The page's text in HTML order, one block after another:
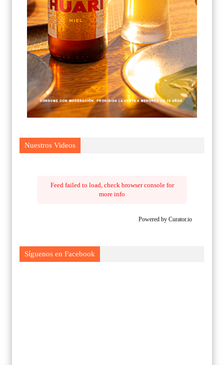
Nuestros Videos
Feed failed to load, check browser console for
more info
Powered by Curator.io
Síguenos en Facebook